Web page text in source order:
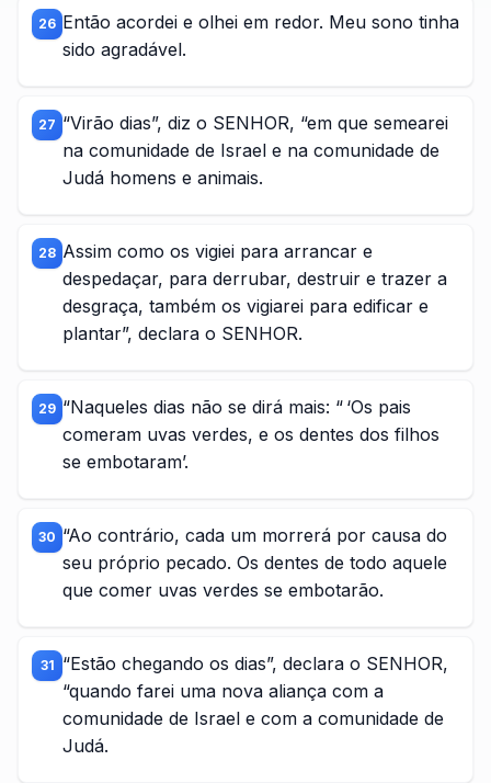
26 Então acordei e olhei em redor. Meu sono tinha
sido agradável.
27 “Virão dias”, diz o SENHOR, “em que semearei
na comunidade de Israel e na comunidade de
Judá homens e animais.
28 Assim como os vigiei para arrancar e
despedaçar, para derrubar, destruir e trazer a
desgraça, também os vigiarei para edificar e
plantar”, declara o SENHOR.
29 “Naqueles dias não se dirá mais: “ ‘Os pais
comeram uvas verdes, e os dentes dos filhos
se embotaram’.
30 “Ao contrário, cada um morrerá por causa do
seu próprio pecado. Os dentes de todo aquele
que comer uvas verdes se embotarão.
31 “Estão chegando os dias”, declara o SENHOR,
“quando farei uma nova aliança com a
comunidade de Israel e com a comunidade de
Judá.